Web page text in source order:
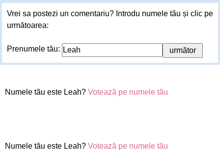
Vrei sa postezi un comentariu? Introdu numele tău și clic pe
următoarea:
Prenumele tău:
Numele tău este Leah? Votează pe numele tău
Numele tău este Leah? Votează pe numele tău